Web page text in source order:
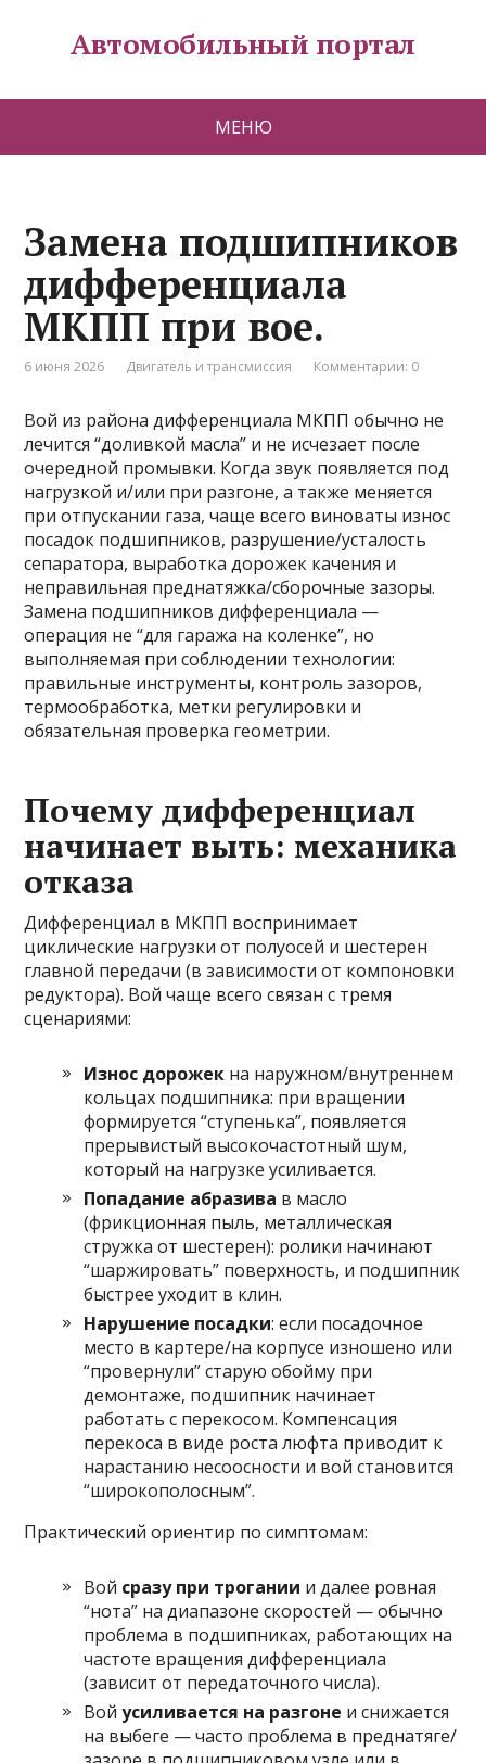
Автомобильный портал
МЕНЮ
Замена подшипников
дифференциала
МКПП при вое.
6 июня 2026 Двигатель и трансмиссия Комментарии: 0
Вой из района дифференциала МКПП обычно не
лечится “доливкой масла” и не исчезает после
очередной промывки. Когда звук появляется под
нагрузкой и/или при разгоне, а также меняется
при отпускании газа, чаще всего виноваты износ
посадок подшипников, разрушение/усталость
сепаратора, выработка дорожек качения и
неправильная преднатяжка/сборочные зазоры.
Замена подшипников дифференциала —
операция не “для гаража на коленке”, но
выполняемая при соблюдении технологии:
правильные инструменты, контроль зазоров,
термообработка, метки регулировки и
обязательная проверка геометрии.
Почему дифференциал
начинает выть: механика
отказа
Дифференциал в МКПП воспринимает
циклические нагрузки от полуосей и шестерен
главной передачи (в зависимости от компоновки
редуктора). Вой чаще всего связан с тремя
сценариями:
Износ дорожек на наружном/внутреннем
кольцах подшипника: при вращении
формируется “ступенька”, появляется
прерывистый высокочастотный шум,
который на нагрузке усиливается.
Попадание абразива в масло
(фрикционная пыль, металлическая
стружка от шестерен): ролики начинают
“шаржировать” поверхность, и подшипник
быстрее уходит в клин.
Нарушение посадки: если посадочное
место в картере/на корпусе изношено или
“провернули” старую обойму при
демонтаже, подшипник начинает
работать с перекосом. Компенсация
перекоса в виде роста люфта приводит к
нарастанию несоосности и вой становится
“широкополосным”.
Практический ориентир по симптомам:
Вой сразу при трогании и далее ровная
“нота” на диапазоне скоростей — обычно
проблема в подшипниках, работающих на
частоте вращения дифференциала
(зависит от передаточного числа).
Войусиливается на разгоне и снижается
на выбеге — часто проблема в преднатяге/